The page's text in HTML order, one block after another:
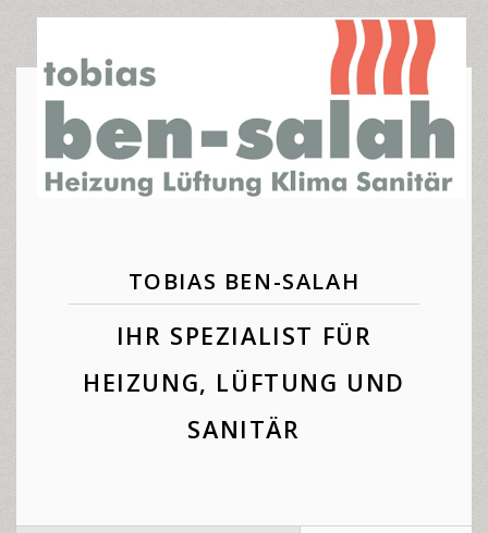
TOBIAS BEN-SALAH
IHR SPEZIALIST FÜR
HEIZUNG, LÜFTUNG UND
SANITÄR